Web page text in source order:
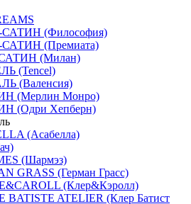
(Философия)
(Премиата)
(Милан)
(Tencel)
(Валенсия)
(Мерлин Монро)
(Одри Хепберн)
(Асабелла)
(Шармэз)
GRASS (Герман Грасс)
(Клер&Кэролл)
BATISTE ATELIER (Клер Батист